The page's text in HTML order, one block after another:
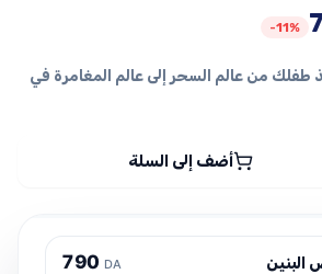
السعر
-11%
من عالم السحر إلى عالم المغامرة في
أضف إلى السلة
790 DA